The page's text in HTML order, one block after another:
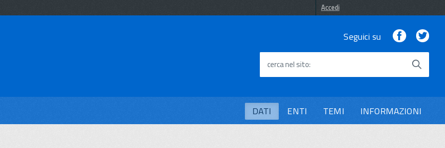
Accedi
Seguici su Facebook
cerca nel sito
DATI ENTI TEMI INFORMAZIONI